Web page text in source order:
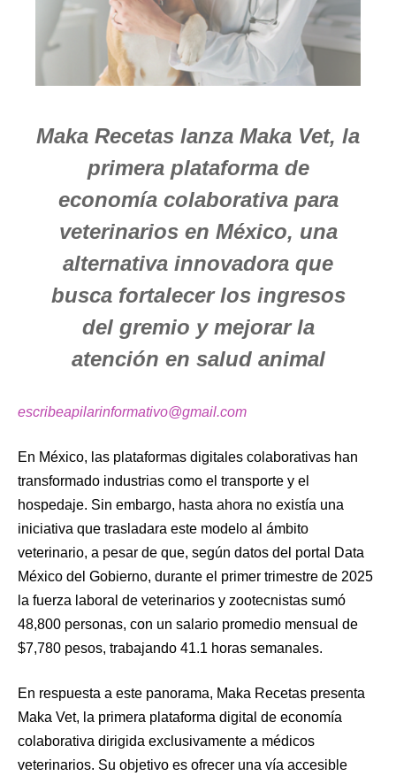
Maka Recetas lanza Maka Vet, la
primera plataforma de
economía colaborativa para
veterinarios en México, una
alternativa innovadora que
busca fortalecer los ingresos
del gremio y mejorar la
atención en salud animal
escribeapilarinformativo@gmail.com
En México, las plataformas digitales colaborativas han
transformado industrias como el transporte y el
hospedaje. Sin embargo, hasta ahora no existía una
iniciativa que trasladara este modelo al ámbito
veterinario, a pesar de que, según datos del portal Data
México del Gobierno, durante el primer trimestre de 2025
la fuerza laboral de veterinarios y zootecnistas sumó
48,800 personas, con un salario promedio mensual de
$7,780 pesos, trabajando 41.1 horas semanales.
En respuesta a este panorama, Maka Recetas presenta
Maka Vet, la primera plataforma digital de economía
colaborativa dirigida exclusivamente a médicos
veterinarios. Su objetivo es ofrecer una vía accesible